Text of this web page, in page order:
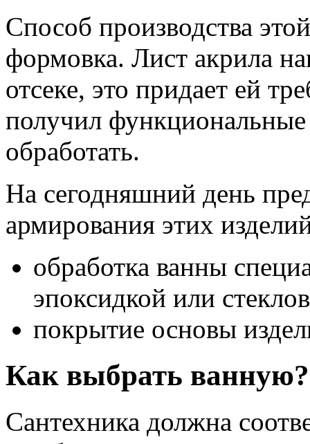
Способ производства
формовка. Лист акрила
отсеке, это придает ей
получил функциональные
обработать.
На сегодняшний день
армирования этих
обработка ванны
эпоксидкой или
покрытие основы
Как выбрать ванную?
Сантехника должна